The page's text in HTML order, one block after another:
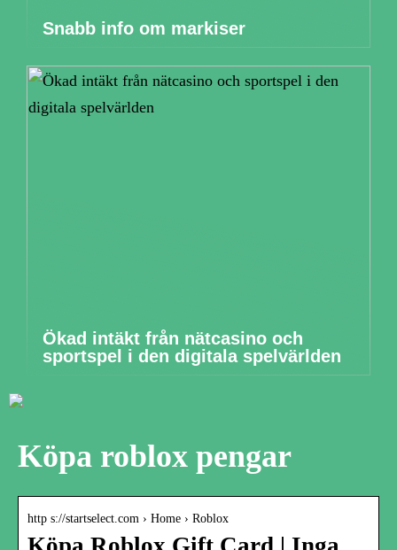
Snabb info om markiser
Ökad intäkt från nätcasino och
sportspel i den digitala spelvärlden
Köpa roblox pengar
http s://startselect.com › Home › Roblox